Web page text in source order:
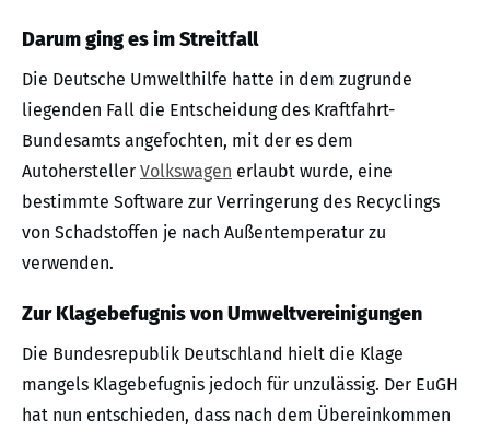
Darum ging es im Streitfall
Die Deutsche Umwelthilfe hatte in dem zugrunde
liegenden Fall die Entscheidung des Kraftfahrt-
Bundesamts angefochten, mit der es dem
Autohersteller Volkswagen erlaubt wurde, eine
bestimmte Software zur Verringerung des Recyclings
von Schadstoffen je nach Außentemperatur zu
verwenden.
Zur Klagebefugnis von Umweltvereinigungen
Die Bundesrepublik Deutschland hielt die Klage
mangels Klagebefugnis jedoch für unzulässig. Der EuGH
hat nun entschieden, dass nach dem Übereinkommen